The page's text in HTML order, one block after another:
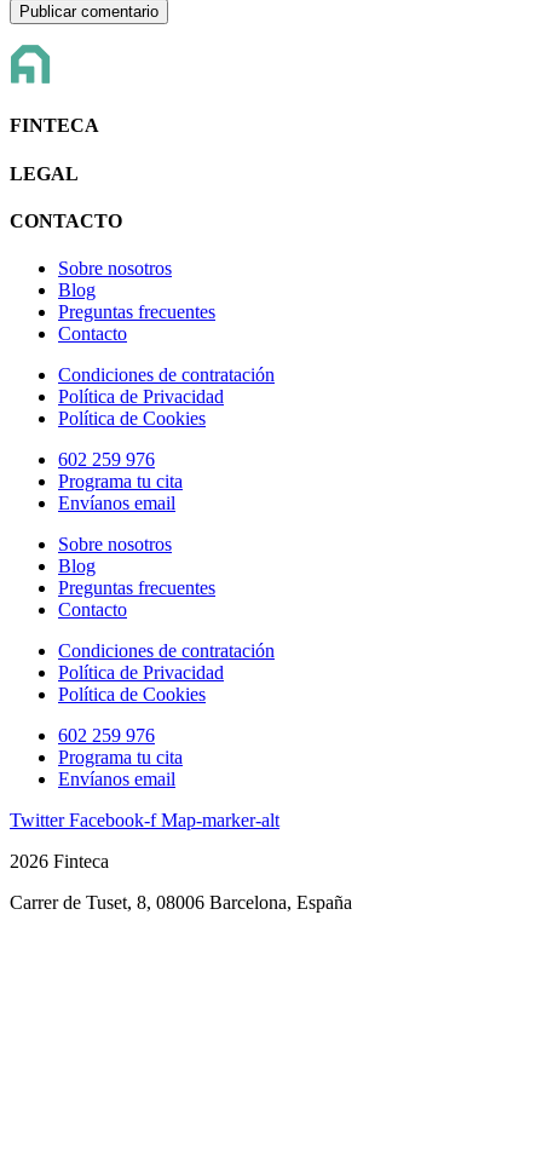
FINTECA
LEGAL
CONTACTO
Sobre nosotros
Blog
Preguntas frecuentes
Contacto
Condiciones de contratación
Política de Privacidad
Política de Cookies
602 259 976
Programa tu cita
Envíanos email
Sobre nosotros
Blog
Preguntas frecuentes
Contacto
Condiciones de contratación
Política de Privacidad
Política de Cookies
602 259 976
Programa tu cita
Envíanos email
Twitter Facebook-f Map-marker-alt
2026 Finteca
Carrer de Tuset, 8, 08006 Barcelona, España